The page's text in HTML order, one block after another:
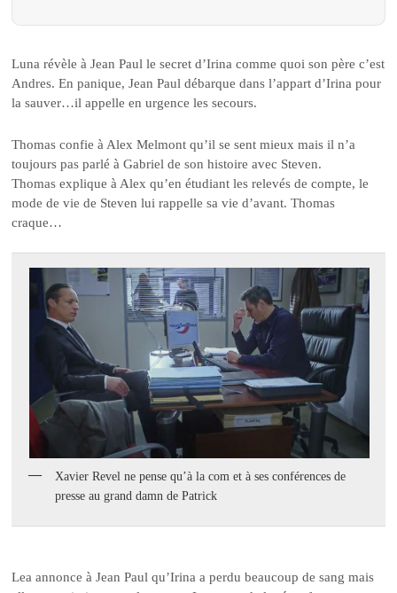
Luna révèle à Jean Paul le secret d’Irina comme quoi son père c’est
Andres. En panique, Jean Paul débarque dans l’appart d’Irina pour
la sauver…il appelle en urgence les secours.
Thomas confie à Alex Melmont qu’il se sent mieux mais il n’a
toujours pas parlé à Gabriel de son histoire avec Steven.
Thomas explique à Alex qu’en étudiant les relevés de compte, le
mode de vie de Steven lui rappelle sa vie d’avant. Thomas
craque…
Xavier Revel ne pense qu’à la com et à ses conférences de
presse au grand damn de Patrick
Lea annonce à Jean Paul qu’Irina a perdu beaucoup de sang mais